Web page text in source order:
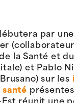
par
la Santé et
et Pablo
sur les
santé